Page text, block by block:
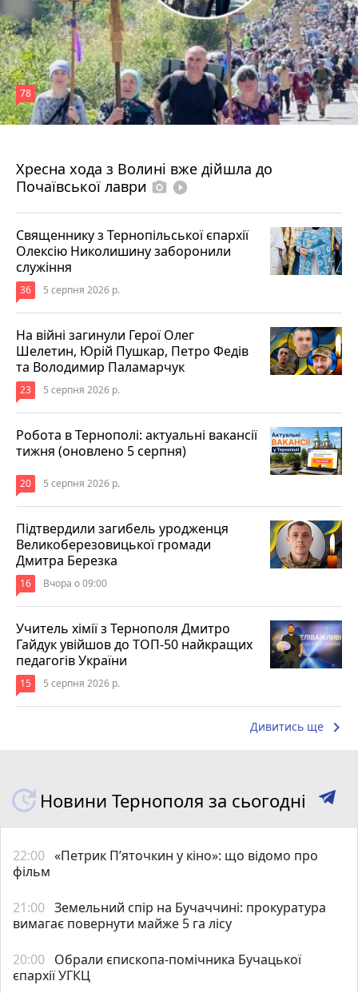
Хресна хода з Волині вже дійшла до
Почаївської лаври photo_camera play_circle_filled
78
Священнику з Тернопільської єпархії
Олексію Николишину заборонили
служіння
36 5 серпня 2026 р.
На війні загинули Герої Олег
Шелетин, Юрій Пушкар, Петро Федів
та Володимир Паламарчук
23 5 серпня 2026 р.
Робота в Тернополі: актуальні вакансії
тижня (оновлено 5 серпня)
20 5 серпня 2026 р.
Підтвердили загибель уродженця
Великоберезовицької громади
Дмитра Березка
16 Вчора о 09:00
Учитель хімії з Тернополя Дмитро
Гайдук увійшов до ТОП-50 найкращих
педагогів України
15 5 серпня 2026 р.
Дивитись ще keyboard_arrow_right
Новини Тернополя за сьогодні
22:00 «Петрик П’яточкин у кіно»: що відомо про
фільм
21:00 Земельний спір на Бучаччині: прокуратура
вимагає повернути майже 5 га лісу
20:00 Обрали єпископа-помічника Бучацької
єпархії УГКЦ